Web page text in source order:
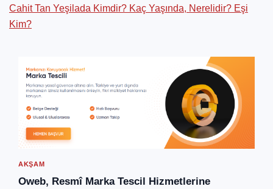
Cahit Tan Yeşilada Kimdir? Kaç Yaşında, Nerelidir? Eşi
Kim?
AKŞAM
Oweb, Resmî Marka Tescil Hizmetlerine